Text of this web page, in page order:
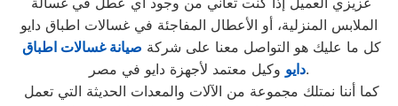
الملابس المنزلية، أو الأعطال المفاجئة في غسالات اطباق دايو
كل ما عليك هو التواصل معنا على شركة صيانة غسالات اطباق
دايووكيل معتمد لأجهزة دايو في مصر.